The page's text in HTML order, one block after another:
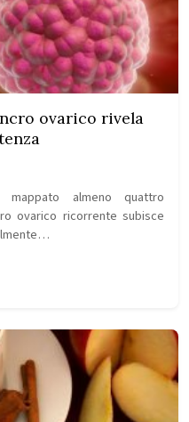
ovarico rivela
almeno quattro
ovarico ricorrente subisce